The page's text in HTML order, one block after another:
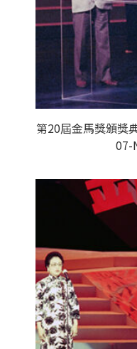
第20屆金馬獎頒獎
07-